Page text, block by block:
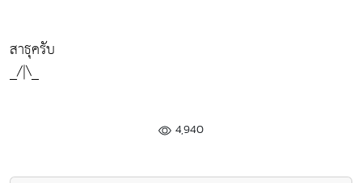
สาธุครับ
_/|\_
4,940